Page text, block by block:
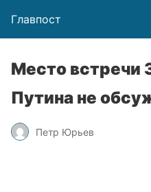
Главпост
Место встречи
Путина не
Петр Юрьев